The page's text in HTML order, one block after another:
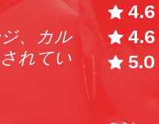
め、踊
ギーに
て思い
「すご
似たス
ラメンコ
ラオー
4.6
4.6
5.0